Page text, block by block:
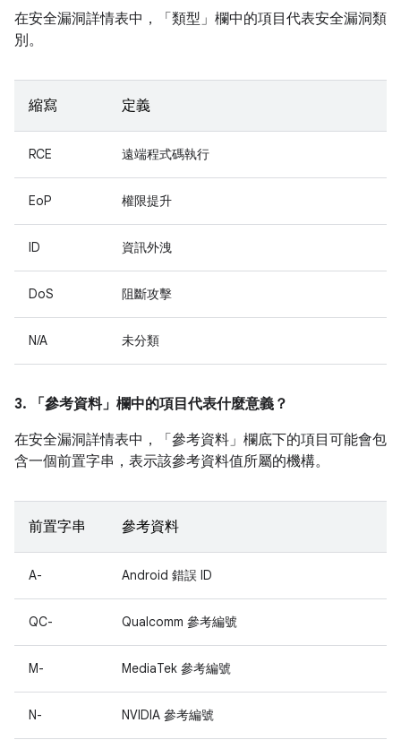
在安全漏洞詳情表中，「類型」 欄中的項目代表安全漏洞類
別。
縮寫 定義
RCE 遠端程式碼執行
EoP 權限提升
ID 資訊外洩
DoS 阻斷攻擊
N/A 未分類
3. 「參考資料」 欄中的項目代表什麼意義？
在安全漏洞詳情表中，「參考資料」 欄底下的項目可能會包
含一個前置字串，表示該參考資料值所屬的機構。
前置字串 參考資料
A- Android 錯誤 ID
QC- Qualcomm 參考編號
M- MediaTek 參考編號
N- NVIDIA 參考編號